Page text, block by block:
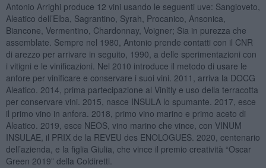
Antonio Arrighi produce 12 vini usando le seguenti uve: Sangioveto,
Aleatico dell’Elba, Sagrantino, Syrah, Procanico, Ansonica,
Biancone, Vermentino, Chardonnay, Voigner; Sia in purezza che
assemblate. Sempre nel 1980, Antonio prende contatti con il CNR
di arezzo per arrivare in seguito, 1990, a delle sperimentazioni con
i vitigni e le vinificazioni. Nel 2010 introduce il metodo di usare le
anfore per vinificare e conservare i suoi vini. 2011, arriva la DOCG
Aleatico. 2014, prima partecipazione al Vinitly e uso della terracotta
per conservare vini. 2015, nasce INSULA lo spumante. 2017, esce
il primo vino in anfora. 2018, primo vino marino e primo aceto di
Aleatico. 2019, esce NEOS, vino marino che vince, con VINUM
INSULAE, il PRIX de la REVEU des ENOLOGUES. 2020, centenario
dell’azienda, e la figlia Giulia, che vince il premio creatività “Oscar
Green 2019” della Coldiretti.